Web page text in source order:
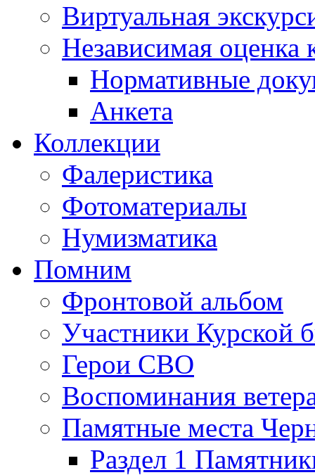
Виртуальная
Независимая оценка
Нормативные
Анкета
Коллекции
Фалеристика
Фотоматериалы
Нумизматика
Помним
Фронтовой альбом
Участники Курской
Герои СВО
Воспоминания
Памятные места
Раздел 1